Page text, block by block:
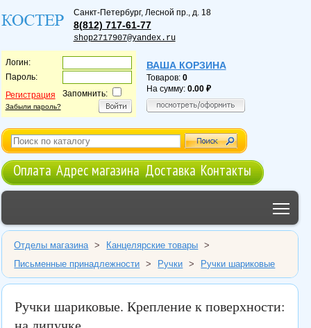
Санкт-Петербург, Лесной пр., д. 18
8(812) 717-61-77
shop2717907@yandex.ru
Логин:
Пароль:
Регистрация
Забыли пароль?
Запомнить:
ВАША КОРЗИНА
Товаров: 0
На сумму: 0.00
Оплата Адрес магазина Доставка Контакты
Отделы магазина > Канцелярские товары
>
Письменные принадлежности
> Ручки > Ручки шариковые
Ручки шариковые. Крепление к поверхности: